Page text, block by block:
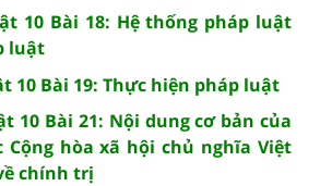
10 Bài 18: Hệ thống pháp luật
luật
10 Bài 19: Thực hiện pháp luật
10 Bài 21: Nội dung cơ bản của
Cộng hòa xã hội chủ nghĩa Việt
chính trị